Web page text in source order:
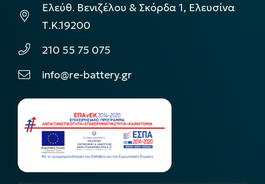
Ελεύθ. Βενιζέλου & Σκόρδα 1, Ελευσίνα
Τ.Κ.19200
210 55 75 075
info@re-battery.gr